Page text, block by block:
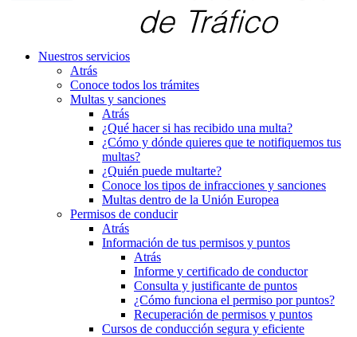
Nuestros servicios
Atrás
Conoce todos los trámites
Multas y sanciones
Atrás
¿Qué hacer si has recibido una multa?
¿Cómo y dónde quieres que te notifiquemos tus
multas?
¿Quién puede multarte?
Conoce los tipos de infracciones y sanciones
Multas dentro de la Unión Europea
Permisos de conducir
Atrás
Información de tus permisos y puntos
Atrás
Informe y certificado de conductor
Consulta y justificante de puntos
¿Cómo funciona el permiso por puntos?
Recuperación de permisos y puntos
Cursos de conducción segura y eficiente